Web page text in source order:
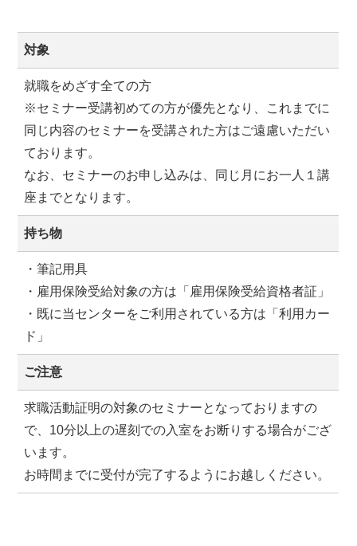
対象
就職をめざす全ての方
※セミナー受講初めての方が優先となり、これまでに
同じ内容のセミナーを受講された方はご遠慮いただい
ております。
なお、セミナーのお申し込みは、同じ月にお一人１講
座までとなります。
持ち物
・筆記用具
・雇用保険受給対象の方は「雇用保険受給資格者証」
・既に当センターをご利用されている方は「利用カー
ド」
ご注意
求職活動証明の対象のセミナーとなっておりますの
で、10分以上の遅刻での入室をお断りする場合がござ
います。
お時間までに受付が完了するようにお越しください。